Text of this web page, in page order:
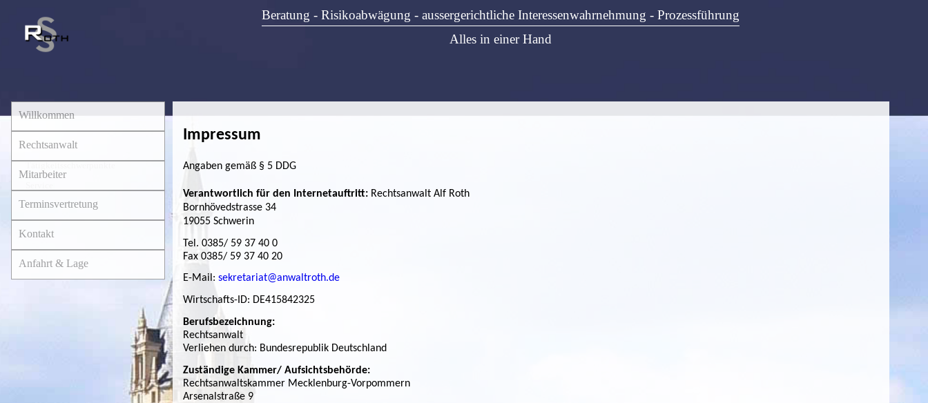
Beratung - Risikoabwägung - aussergerichtliche Interessenwahrnehmung - Prozessführung
Alles in einer Hand
Willkommen
Rechtsanwalt
Vita
Mitarbeiter
Terminsvertretung
Kontakt
Anfahrt & Lage
Impressum
Angaben gemäß § 5 DDG
Verantwortlich für den Internetauftritt: Rechtsanwalt Alf Roth
Bornhövedstrasse 34
19055 Schwerin
Tel. 0385/ 59 37 40 0
Fax 0385/ 59 37 40 20
E-Mail: sekretariat@anwaltroth.de
Wirtschafts-ID: DE415842325
Berufsbezeichnung:
Rechtsanwalt
Verliehen durch: Bundesrepublik Deutschland
Zuständige Kammer/ Aufsichtsbehörde:
Rechtsanwaltskammer Mecklenburg-Vorpommern
Arsenalstraße 9